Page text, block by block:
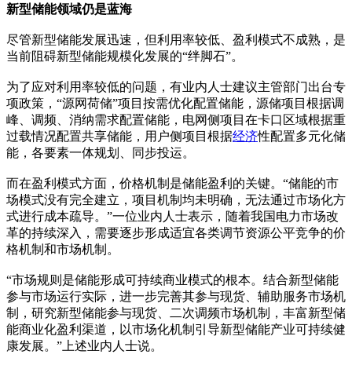
新型储能领域仍是蓝海
尽管新型储能发展迅速，但利用率较低、盈利模式不成熟，是
当前阻碍新型储能规模化发展的“绊脚石”。
为了应对利用率较低的问题，有业内人士建议主管部门出台专
项政策，“源网荷储”项目按需优化配置储能，源储项目根据调
峰、调频、消纳需求配置储能，电网侧项目在卡口区域根据重
过载情况配置共享储能，用户侧项目根据经济性配置多元化储
能，各要素一体规划、同步投运。
而在盈利模式方面，价格机制是储能盈利的关键。“储能的市
场模式没有完全建立，项目机制均未明确，无法通过市场化方
式进行成本疏导。”一位业内人士表示，随着我国电力市场改
革的持续深入，需要逐步形成适宜各类调节资源公平竞争的价
格机制和市场机制。
“市场规则是储能形成可持续商业模式的根本。结合新型储能
参与市场运行实际，进一步完善其参与现货、辅助服务市场机
制，研究新型储能参与现货、二次调频市场机制，丰富新型储
能商业化盈利渠道，以市场化机制引导新型储能产业可持续健
康发展。”上述业内人士说。